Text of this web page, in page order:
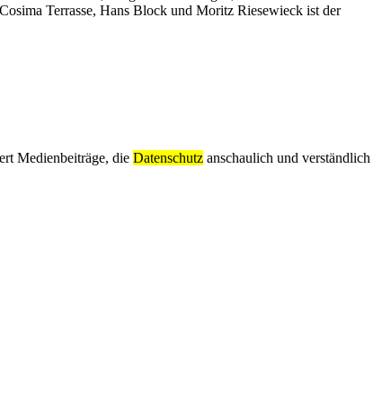
Terrasse, Hans Block und Moritz Riesewieck ist der
Medienbeiträge, die Datenschutz anschaulich und verständlich